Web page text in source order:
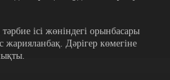
ісі жөніндегі орынбасары
жарияланбақ. Дәрігер көмегіне